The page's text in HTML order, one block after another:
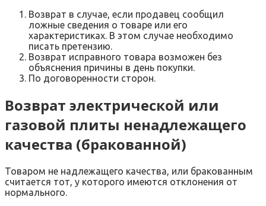
Возврат в случае, если продавец сообщил
ложные сведения о товаре или его
характеристиках. В этом случае необходимо
писать претензию.
Возврат исправного товара возможен без
объяснения причины в день покупки.
По договоренности сторон.
Возврат электрической или
газовой плиты ненадлежащего
качества (бракованной)
Товаром не надлежащего качества, или бракованным
считается тот, у которого имеются отклонения от
нормального.